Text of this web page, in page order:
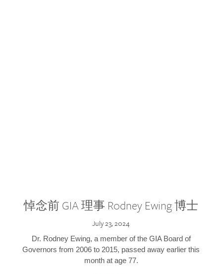
悼念前 GIA 理事 Rodney Ewing 博士
July 23, 2024
Dr. Rodney Ewing, a member of the GIA Board of
Governors from 2006 to 2015, passed away earlier this
month at age 77.